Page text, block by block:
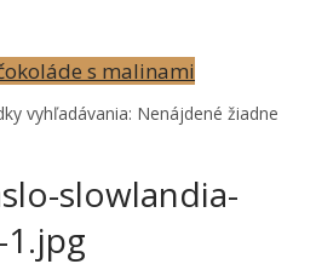
s malinami
vyhľadávania: Nenájdené žiadne
slowlandia-